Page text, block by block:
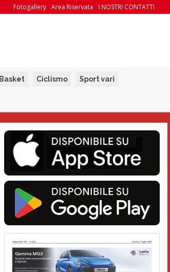
I NOSTRI CONTATTI
Area Riservata
Fotogallery
Basket Ciclismo Sport vari